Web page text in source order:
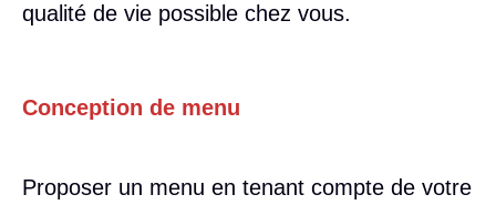
qualité de vie possible chez vous.
Conception de menu
Proposer un menu en tenant compte de votre